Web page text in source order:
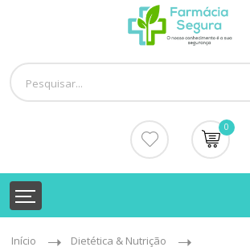
0
Início
Dietética & Nutrição